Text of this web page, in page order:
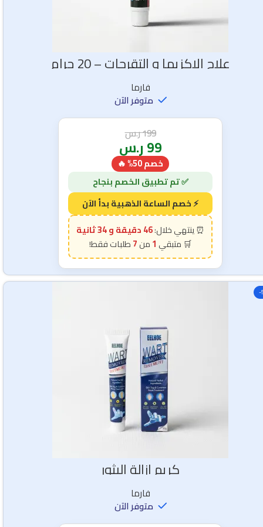
علاج الاكزيما و التقرحات – 20 جرام
فارما
متوفر الآن
199ر.س
99ر.س
خصم 50% 🔥
46 دقيقة و 33 ثانية
1
7
-
كريم ازالة البثور
فارما
متوفر الآن